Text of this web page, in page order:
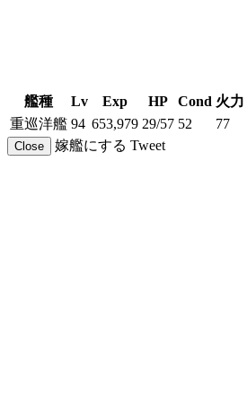
艦種 Lv Exp HP Cond 火力
重巡洋艦 94 653,979 29/57 52 77
Close 嫁艦にする Tweet